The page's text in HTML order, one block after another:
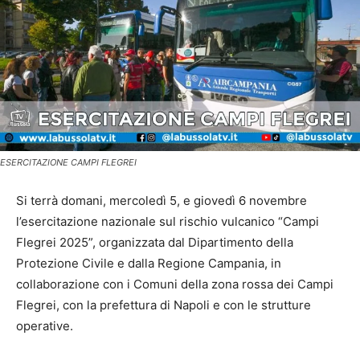
ESERCITAZIONE CAMPI FLEGREI
Si terrà domani, mercoledì 5, e giovedì 6 novembre
l’esercitazione nazionale sul rischio vulcanico “Campi
Flegrei 2025”, organizzata dal Dipartimento della
Protezione Civile e dalla Regione Campania, in
collaborazione con i Comuni della zona rossa dei Campi
Flegrei, con la prefettura di Napoli e con le strutture
operative.